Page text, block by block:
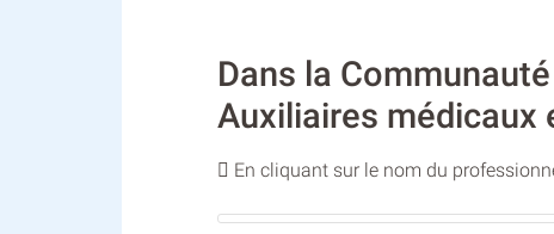
Dans la
Auxiliaires médicaux
En cliquant sur le nom du